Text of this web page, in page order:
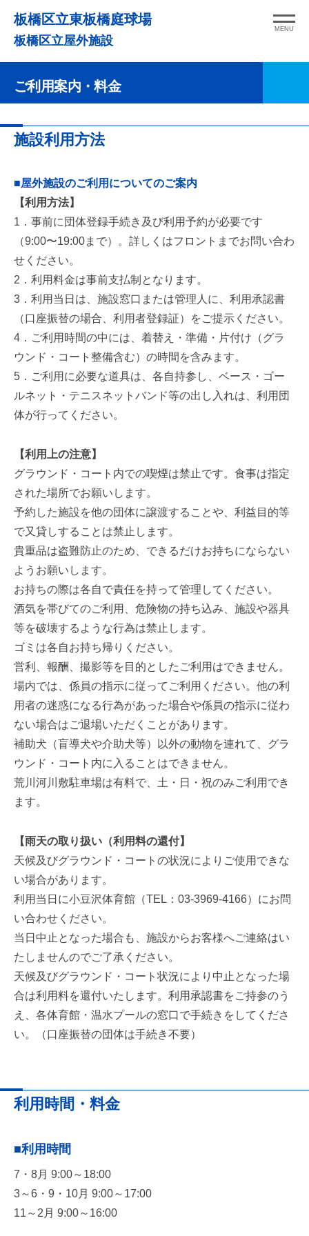
へ
ス
板橋区立東板橋庭球場
板橋区立屋外施設
MENU
ご利用案内・料金
ご
用
案
内・
料
金
2025
年
4
月
by
Web
管
理
局
施設利用方法
■屋外施設のご利用についてのご案内
【利用方法】
1．事前に団体登録手続き及び利用予約が必要です
（9:00〜19:00まで）。詳しくはフロントまでお問い合わ
せください。
2．利用料金は事前支払制となります。
3．利用当日は、施設窓口または管理人に、利用承認書
（口座振替の場合、利用者登録証）をご提示ください。
4．ご利用時間の中には、着替え・準備・片付け（グラ
ウンド・コート整備含む）の時間を含みます。
5．ご利用に必要な道具は、各自持参し、ベース・ゴー
ルネット・テニスネットバンド等の出し入れは、利用団
体が行ってください。
【利用上の注意】
グラウンド・コート内での喫煙は禁止です。食事は指定
された場所でお願いします。
予約した施設を他の団体に譲渡することや、利益目的等
で又貸しすることは禁止します。
貴重品は盗難防止のため、できるだけお持ちにならない
ようお願いします。
お持ちの際は各自で責任を持って管理してください。
酒気を帯びてのご利用、危険物の持ち込み、施設や器具
等を破壊するような行為は禁止します。
ゴミは各自お持ち帰りください。
営利、報酬、撮影等を目的としたご利用はできません。
場内では、係員の指示に従ってご利用ください。他の利
用者の迷惑になる行為があった場合や係員の指示に従わ
ない場合はご退場いただくことがあります。
補助犬（盲導犬や介助犬等）以外の動物を連れて、グラ
ウンド・コート内に入ることはできません。
荒川河川敷駐車場は有料で、土・日・祝のみご利用でき
ます。
【雨天の取り扱い（利用料の還付】
天候及びグラウンド・コートの状況によりご使用できな
い場合があります。
利用当日に小豆沢体育館（TEL：03-3969-4166）にお問
い合わせください。
当日中止となった場合も、施設からお客様へご連絡はい
たしませんのでご了承ください。
天候及びグラウンド・コート状況により中止となった場
合は利用料を還付いたします。利用承認書をご持参のう
え、各体育館・温水プールの窓口で手続きをしてくださ
い。（口座振替の団体は手続き不要）
利用時間・料金
■利用時間
7・8月 9:00～18:00
3～6・9・10月 9:00～17:00
11～2月 9:00～16:00